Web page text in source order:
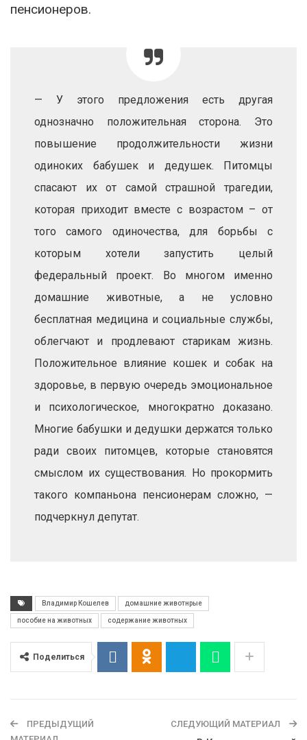
пенсионеров.
— У этого предложения есть другая
однозначно положительная сторона. Это
повышение продолжительности жизни
одиноких бабушек и дедушек. Питомцы
спасают их от самой страшной трагедии,
которая приходит вместе с возрастом – от
того самого одиночества, для борьбы с
которым хотели запустить целый
федеральный проект. Во многом именно
домашние животные, а не условно
бесплатная медицина и социальные службы,
облегчают и продлевают старикам жизнь.
Положительное влияние кошек и собак на
здоровье, в первую очередь эмоциональное
и психологическое, многократно доказано.
Многие бабушки и дедушки держатся только
ради своих питомцев, которые становятся
смыслом их существования. Но прокормить
такого компаньона пенсионерам сложно, —
подчеркнул депутат.
Владимир Кошелев домашние животнрые
пособие на животных содержание животных
Поделиться
ПРЕДЫДУЩИЙ
СЛЕДУЮЩИЙ МАТЕРИАЛ